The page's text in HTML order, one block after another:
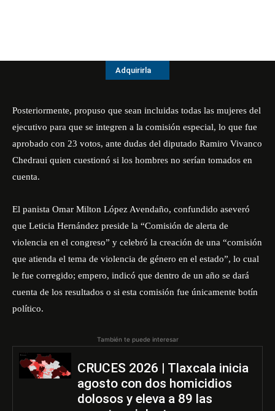
Adquirirla
Posteriormente, propuso que sean incluidas todas las mujeres del
ejecutivo para que se integren a la comisión especial, lo que fue
aprobado con 23 votos, ante dudas del diputado Ramiro Vivanco
Chedraui quien cuestionó si los hombres no serían tomados en
cuenta.
El panista Omar Milton López Avendaño, confundido aseveró
que Leticia Hernández preside la “Comisión de alerta de
violencia en el congreso” y celebró la creación de una “comisión
que atienda el tema de violencia de género en el estado”, lo cual
le fue corregido; empero, indicó que dentro de un año se dará
cuenta de los resultados o si esta comisión fue únicamente botín
político.
También te puede interesar
CRUCES 2026 | Tlaxcala inicia
agosto con dos homicidios
dolosos y eleva a 89 las